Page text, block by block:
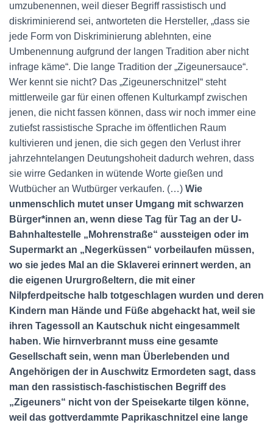
umzubenennen, weil dieser Begriff rassistisch und
diskriminierend sei, antworteten die Hersteller, „dass sie
jede Form von Diskriminierung ablehnten, eine
Umbenennung aufgrund der langen Tradition aber nicht
infrage käme“. Die lange Tradition der „Zigeunersauce“.
Wer kennt sie nicht? Das „Zigeunerschnitzel“ steht
mittlerweile gar für einen offenen Kulturkampf zwischen
jenen, die nicht fassen können, dass wir noch immer eine
zutiefst rassistische Sprache im öffentlichen Raum
kultivieren und jenen, die sich gegen den Verlust ihrer
jahrzehntelangen Deutungshoheit dadurch wehren, dass
sie wirre Gedanken in wütende Worte gießen und
Wutbücher an Wutbürger verkaufen. (…) Wie
unmenschlich mutet unser Umgang mit schwarzen
Bürger*innen an, wenn diese Tag für Tag an der U-
Bahnhaltestelle „Mohrenstraße“ aussteigen oder im
Supermarkt an „Negerküssen“ vorbeilaufen müssen,
wo sie jedes Mal an die Sklaverei erinnert werden, an
die eigenen Ururgroßeltern, die mit einer
Nilpferdpeitsche halb totgeschlagen wurden und deren
Kindern man Hände und Füße abgehackt hat, weil sie
ihren Tagessoll an Kautschuk nicht eingesammelt
haben. Wie hirnverbrannt muss eine gesamte
Gesellschaft sein, wenn man Überlebenden und
Angehörigen der in Auschwitz Ermordeten sagt, dass
man den rassistisch-faschistischen Begriff des
„Zigeuners“ nicht von der Speisekarte tilgen könne,
weil das gottverdammte Paprikaschnitzel eine lange